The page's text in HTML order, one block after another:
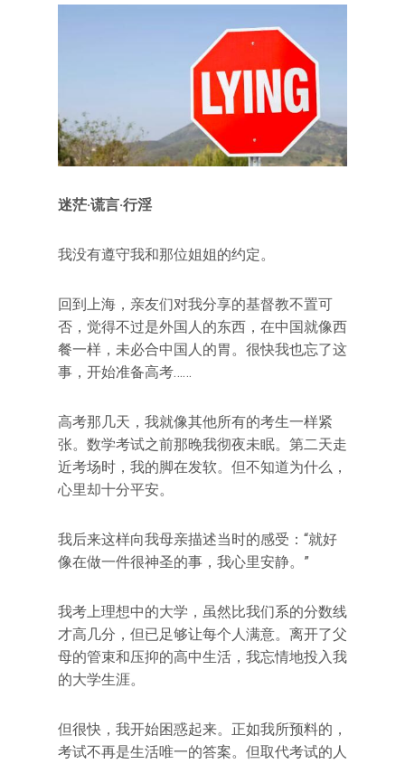
迷茫·谎言·行淫
我没有遵守我和那位姐姐的约定。
回到上海，亲友们对我分享的基督教不置可
否，觉得不过是外国人的东西，在中国就像西
餐一样，未必合中国人的胃。很快我也忘了这
事，开始准备高考……
高考那几天，我就像其他所有的考生一样紧
张。数学考试之前那晚我彻夜未眠。第二天走
近考场时，我的脚在发软。但不知道为什么，
心里却十分平安。
我后来这样向我母亲描述当时的感受：“就好
像在做一件很神圣的事，我心里安静。”
我考上理想中的大学，虽然比我们系的分数线
才高几分，但已足够让每个人满意。离开了父
母的管束和压抑的高中生活，我忘情地投入我
的大学生涯。
但很快，我开始困惑起来。正如我所预料的，
考试不再是生活唯一的答案。但取代考试的人